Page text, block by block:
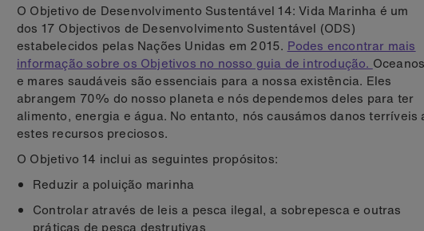
O Objetivo de Desenvolvimento Sustentável 14: Vida Marinha é um
dos 17 Objectivos de Desenvolvimento Sustentável (ODS)
estabelecidos pelas Nações Unidas em 2015. Podes encontrar mais
informação sobre os Objetivos no nosso guia de introdução.
e mares saudáveis são essenciais para a nossa existência. Eles
abrangem 70% do nosso planeta e nós dependemos deles para ter
alimento, energia e água. No entanto, nós causámos danos terríveis
estes recursos preciosos.
O Objetivo 14 inclui as seguintes propósitos:
Reduzir a poluição marinha
Controlar através de leis a pesca ilegal, a sobrepesca e outras
práticas de pesca destrutivas